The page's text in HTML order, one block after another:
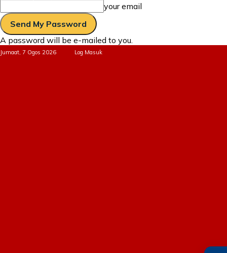
your email
A password will be e-mailed to you.
Jumaat, 7 Ogos 2026 Log Masuk